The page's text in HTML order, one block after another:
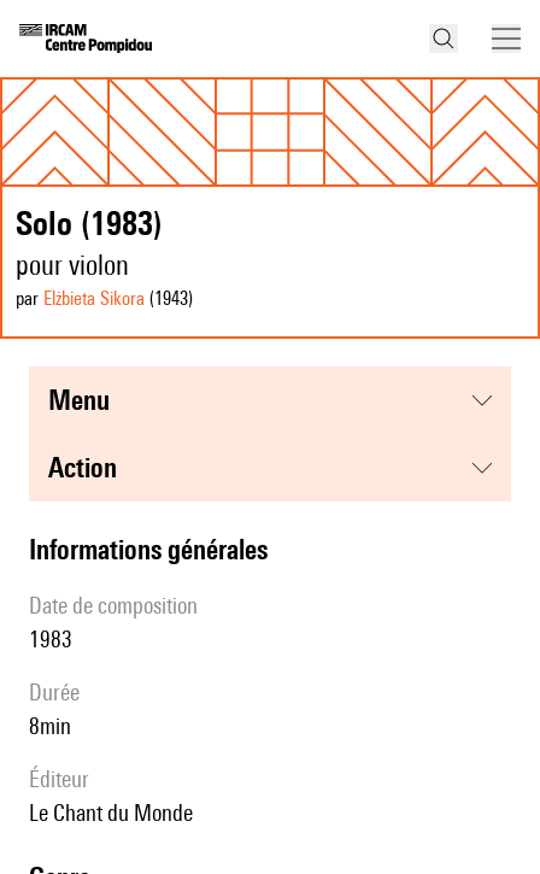
Solo (1983)
pour violon
par Elżbieta Sikora (1943)
menu
action
informations générales
date de composition
1983
durée
8min
éditeur
Le Chant du Monde